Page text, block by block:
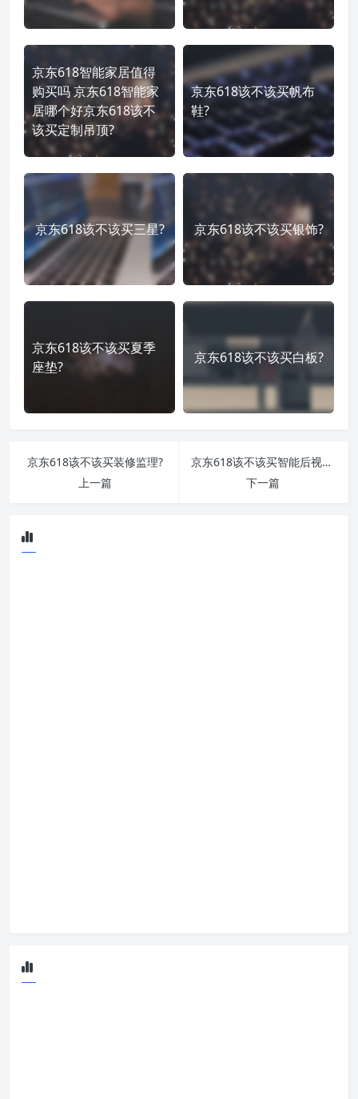
京东618智能家居值得
购买吗 京东618智能家
居哪个好京东618该不
该买定制吊顶?
京东618该不该买帆布
鞋?
京东618该不该买三星? 京东618该不该买银饰?
京东618该不该买夏季
座垫?
京东618该不该买白板?
京东618该不该买装修监理?
上一篇
京东618该不该买智能后视镜?
下一篇